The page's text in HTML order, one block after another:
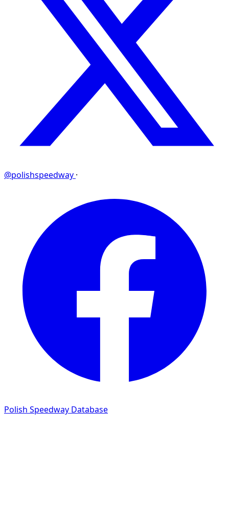
@polishspeedway ·
Polish Speedway Database